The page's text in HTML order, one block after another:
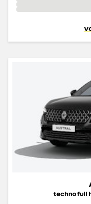
techno full